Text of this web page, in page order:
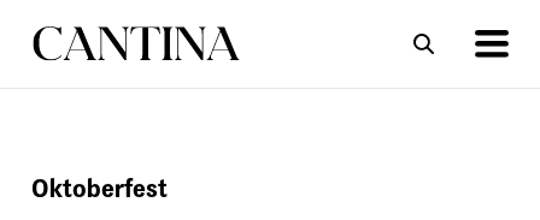
ΣΥΝΤΑΓΕΣ
Oktoberfest